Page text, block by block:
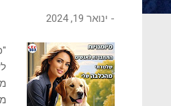
- ינואר 19, 2024